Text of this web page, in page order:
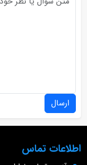
ارسال
اطلاعات تماس